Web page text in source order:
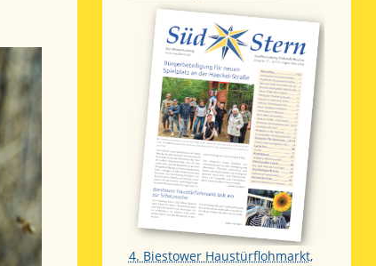
4. Biestower Haustürflohmarkt,